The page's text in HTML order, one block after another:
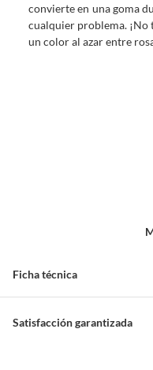
convierte en una goma
cualquier problema.
un color al azar entre
Ficha técnica
Contenido
Satisfacción garantizada